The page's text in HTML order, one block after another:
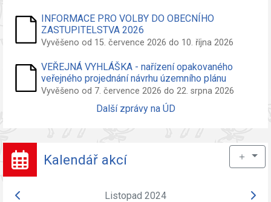
INFORMACE PRO VOLBY DO OBECNÍHO
ZASTUPITELSTVA 2026
Vyvěšeno od 15. července 2026 do 10. října 2026
VEŘEJNÁ VYHLÁŠKA - nařízení opakovaného
veřejného projednání návrhu územního plánu
Vyvěšeno od 7. července 2026 do 22. srpna 2026
Další zprávy na ÚD
Kalendář akcí ＋
Listopad 2024